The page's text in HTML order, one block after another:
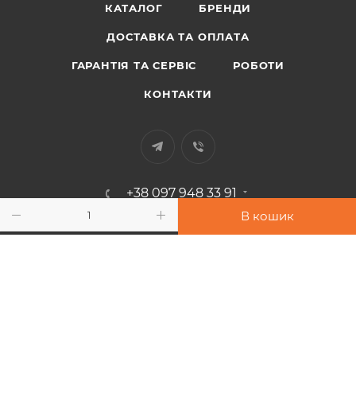
В кошик
КАТАЛОГ БРЕНДИ
ДОСТАВКА ТА ОПЛАТА
ГАРАНТІЯ ТА СЕРВІС РОБОТИ
КОНТАКТИ
+38 097 948 33 91
info@sport-power.com.ua